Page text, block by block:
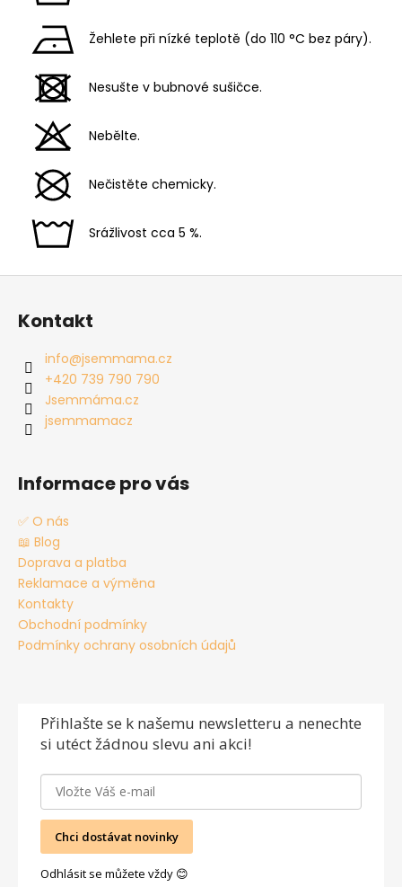
Žehlete při nízké teplotě (do 110 °C bez páry).
Nesušte v bubnové sušičce.
Nebělte.
Nečistěte chemicky.
Srážlivost cca 5 %.
Z
Kontakt
info@jsemmama.cz
+420 739 790 790
Jsemmáma.cz
jsemmamacz
Informace pro vás
✅ O nás
📖 Blog
Doprava a platba
Reklamace a výměna
Kontakty
Obchodní podmínky
Podmínky ochrany osobních údajů
Přihlašte se k našemu newsletteru a nenechte
si utéct žádnou slevu ani akci!
Chci dostávat novinky
Odhlásit se můžete vždy 😊